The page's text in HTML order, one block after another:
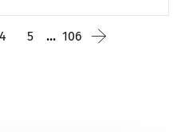
4 5 ... 106